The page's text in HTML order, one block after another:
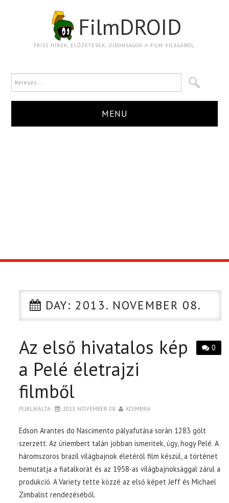
FilmDROID
FRISS HÍREK, ELŐZETESEK, ÚJDONSÁGOK A FILM VILÁGÁBÓL.
MENU
CIKK
PÓLÓ RENDELÉS
DAY: 2013. NOVEMBER 08.
0
Az első hivatalos kép
a Pelé életrajzi
filmből
PUBLIKÁLTA 2013. NOVEMBER 08. KOIMBRA
Edson Arantes do Nascimento pályafutása során 1283 gólt
szerzett. Az úriembert talán jobban ismeritek, úgy, hogy Pelé. A
háromszoros brazil világbajnok életéről film készül, a történet
bemutatja a fiatalkorát és az 1958-as világbajnoksággal zárul a
produkció. A Variety tette közzé az első képet Jeff és Michael
Zimbalist rendezéséből.